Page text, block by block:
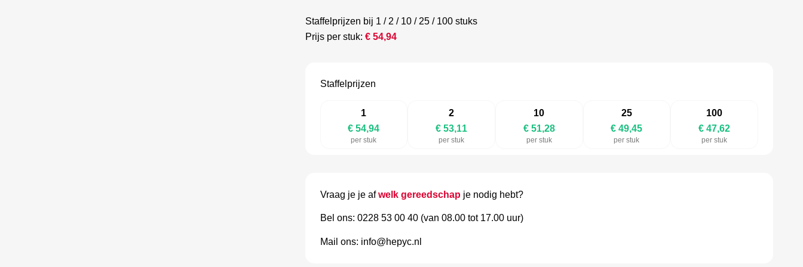
Staffelprijzen bij 1 / 2 / 10 / 25 / 100 stuks
Prijs per stuk: € 54,94
Staffelprijzen
1
€ 54,94
per stuk
2
€ 53,11
per stuk
10
€ 51,28
per stuk
25
€ 49,45
per stuk
100
€ 47,62
per stuk
Vraag je je afwelk gereedschapje nodig hebt?
Bel ons: 0228 53 00 40 (van 08.00 tot 17.00 uur)
Mail ons: info@hepyc.nl